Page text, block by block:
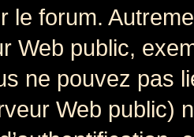
le forum.
Web public,
ne pouvez pas
Web public)